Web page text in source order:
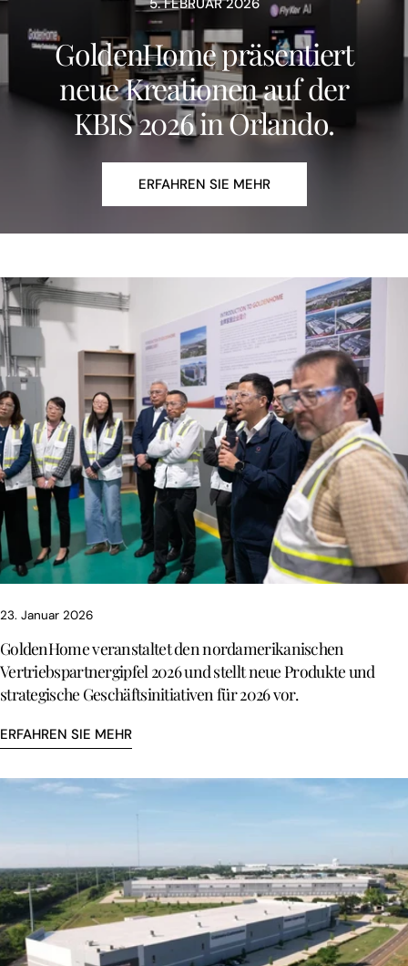
5. FEBRUAR 2026
GoldenHome präsentiert
neue Kreationen auf der
KBIS 2026 in Orlando.
ERFAHREN SIE MEHR
23. Januar 2026
GoldenHome veranstaltet den nordamerikanischen
Vertriebspartnergipfel 2026 und stellt neue Produkte und
strategische Geschäftsinitiativen für 2026 vor.
ERFAHREN SIE MEHR